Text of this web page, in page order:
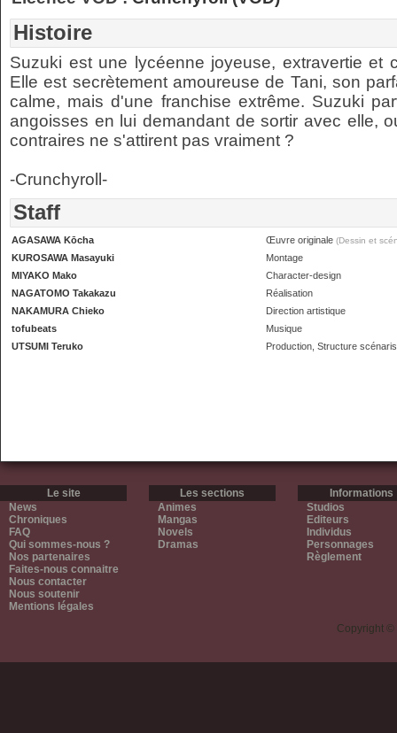
Histoire
Suzuki est une lycéenne joyeuse, extravertie et
Elle est secrètement amoureuse de Tani, son
calme, mais d'une franchise extrême. Suzuki
angoisses en lui demandant de sortir avec elle,
contraires ne s'attirent pas vraiment ?
-Crunchyroll-
Staff
AGASAWA Kōcha Œuvre originale (Dessin et
KUROSAWA Masayuki
Montage
MIYAKO Mako
Character-design
NAGATOMO Takakazu
Réalisation
NAKAMURA Chieko
Direction artistique
tofubeats
Musique
UTSUMI Teruko
Production, Structure
Le site
News
Chroniques
FAQ
Qui sommes-nous ?
Nos partenaires
Faites-nous connaitre
Nous contacter
Nous soutenir
Mentions légales
Les sections
Animes
Mangas
Novels
Dramas
Informations
Studios
Editeurs
Individus
Personnages
Règlement
Copyright ©